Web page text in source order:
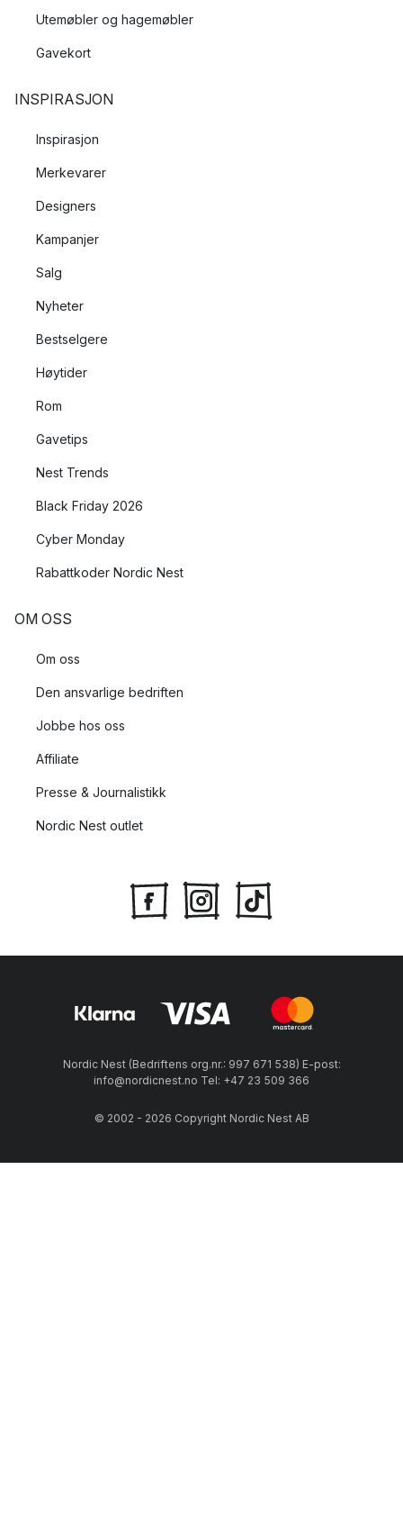
Utemøbler og hagemøbler
Gavekort
INSPIRASJON
Inspirasjon
Merkevarer
Designers
Kampanjer
Salg
Nyheter
Bestselgere
Høytider
Rom
Gavetips
Nest Trends
Black Friday 2026
Cyber Monday
Rabattkoder Nordic Nest
OM OSS
Om oss
Den ansvarlige bedriften
Jobbe hos oss
Affiliate
Presse & Journalistikk
Nordic Nest outlet
Nordic Nest (Bedriftens org.nr.: 997 671 538) E-post:
info@nordicnest.no Tel: +47 23 509 366
© 2002 - 2026 Copyright Nordic Nest AB